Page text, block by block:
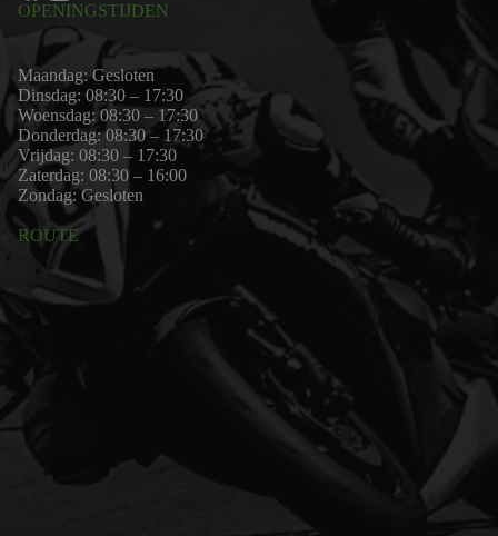
OPENINGSTIJDEN
Maandag: Gesloten
Dinsdag: 08:30 – 17:30
Woensdag: 08:30 – 17:30
Donderdag: 08:30 – 17:30
Vrijdag: 08:30 – 17:30
Zaterdag: 08:30 – 16:00
Zondag: Gesloten
ROUTE